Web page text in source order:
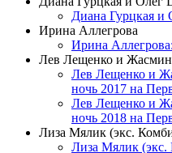
Диана Гурцкая
Ирина Аллегрова
Ирина
Лев Лещенко и Жасмин
Лев Лещенко и
ночь 2017 на
Лев Лещенко и
ночь 2018 на
Лиза Мялик (экс.
Лиза Мялик